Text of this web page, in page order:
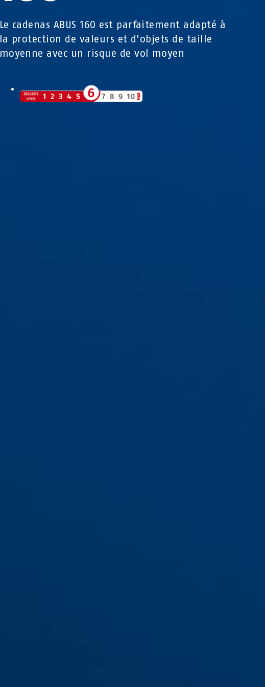
Le cadenas ABUS 160 est parfaitement adapté à
la protection de valeurs et d'objets de taille
moyenne avec un risque de vol moyen